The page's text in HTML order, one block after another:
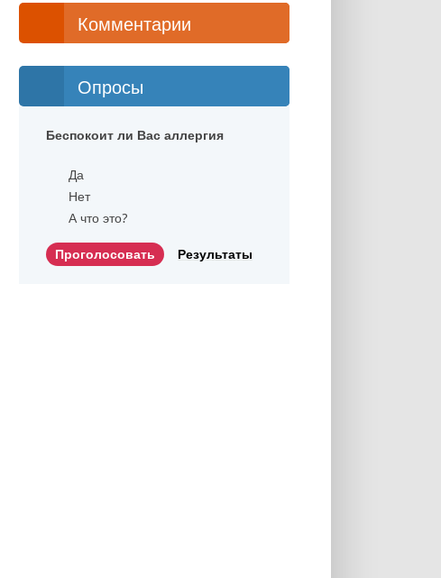
Комментарии
Опросы
Беспокоит ли Вас аллергия
Да
Нет
А что это?
Результаты